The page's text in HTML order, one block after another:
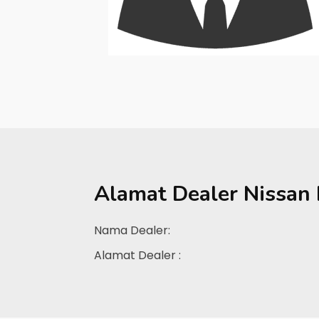
Alamat Dealer Nissan
Nama Dealer:
Alamat Dealer :